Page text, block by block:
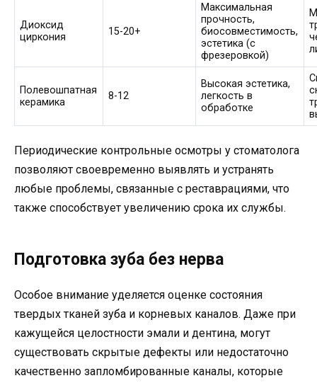
Диоксид
циркония
15-20+
Максимальная
прочность,
биосовместимость,
эстетика (с
фрезеровкой)
Полевошпатная
керамика
8-12
Высокая эстетика,
легкость в
обработке
Периодические контрольные осмотры у стоматолога
позволяют своевременно выявлять и устранять
любые проблемы, связанные с реставрациями, что
также способствует увеличению срока их службы.
Подготовка зуба без нерва
Особое внимание уделяется оценке состояния
твердых тканей зуба и корневых каналов. Даже при
кажущейся целостности эмали и дентина, могут
существовать скрытые дефекты или недостаточно
качественно запломбированные каналы, которые